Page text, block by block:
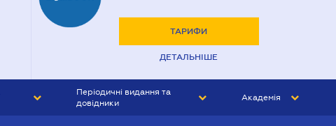
ТАРИФИ
ДЕТАЛЬНІШЕ
Періодичні видання та
довідники
Академія